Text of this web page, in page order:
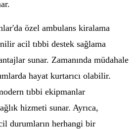
özel ambulans kiralama
acil tıbbi destek sağlama
sunar. Zamanında müdahale
hayat kurtarıcı olabilir.
tıbbi ekipmanlar
hizmeti sunar. Ayrıca,
durumların herhangi bir